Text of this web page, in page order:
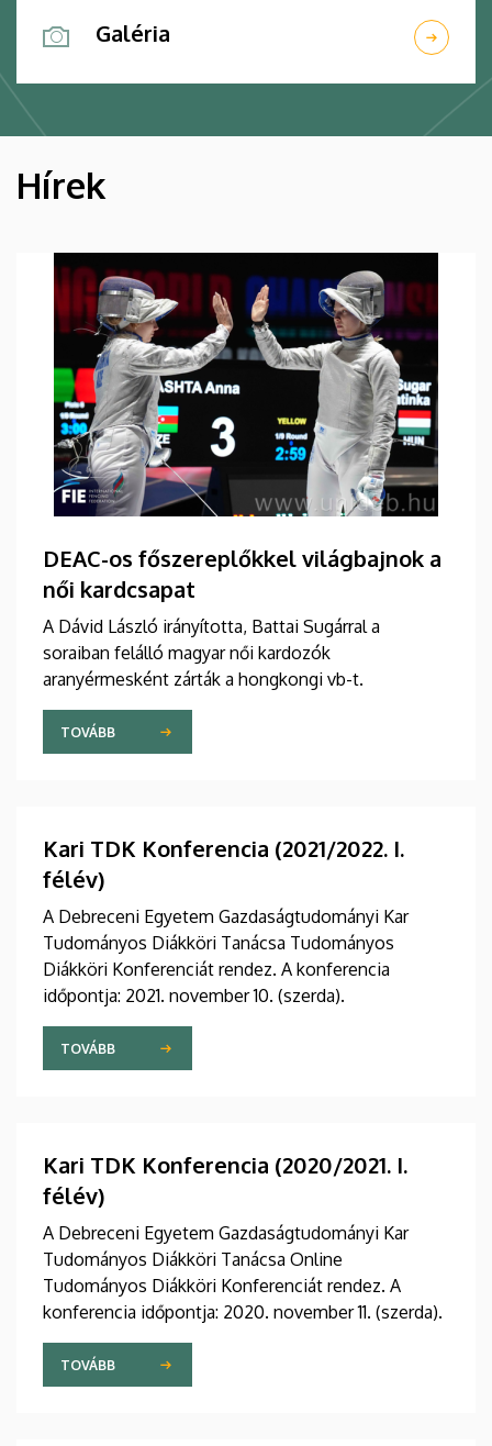
Galéria
HÍREK
Hírek
DEAC-os főszereplőkkel világbajnok a
női kardcsapat
A Dávid László irányította, Battai Sugárral a
soraiban felálló magyar női kardozók
aranyérmesként zárták a hongkongi vb-t.
TOVÁBB
Kari TDK Konferencia (2021/2022. I.
félév)
A Debreceni Egyetem Gazdaságtudományi Kar
Tudományos Diákköri Tanácsa Tudományos
Diákköri Konferenciát rendez. A konferencia
időpontja: 2021. november 10. (szerda).
TOVÁBB
Kari TDK Konferencia (2020/2021. I.
félév)
A Debreceni Egyetem Gazdaságtudományi Kar
Tudományos Diákköri Tanácsa Online
Tudományos Diákköri Konferenciát rendez. A
konferencia időpontja: 2020. november 11. (szerda).
TOVÁBB